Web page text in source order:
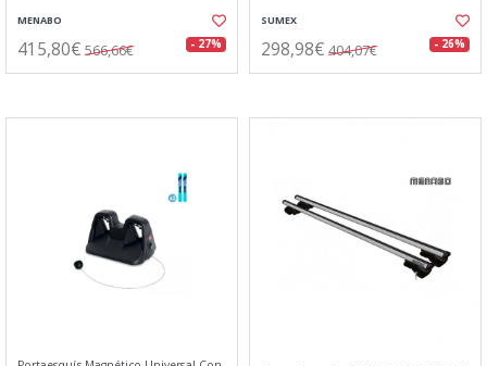
MENABO
415,80€ 566,66€ - 27%
SUMEX
298,98€ 404,07€ - 26%